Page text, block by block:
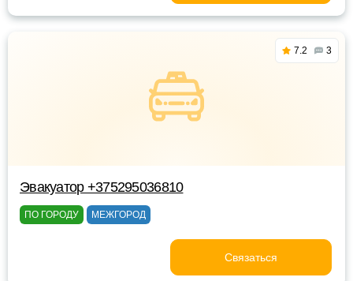
7.2 3
Эвакуатор +375295036810
ПО ГОРОДУ МЕЖГОРОД
Связаться